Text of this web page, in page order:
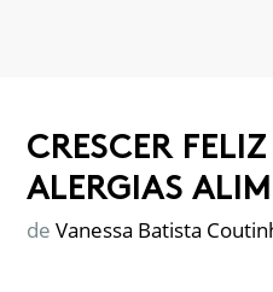
CRESCER
ALERGIAS
de Vanessa Batista